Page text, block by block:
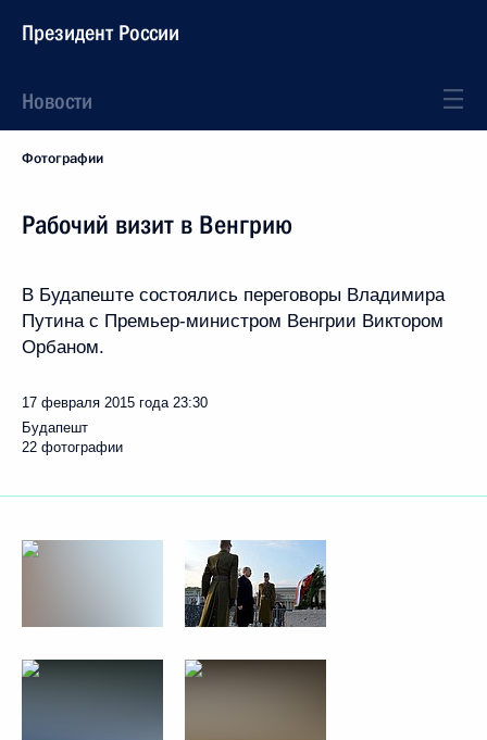
Президент России
Новости
Фотографии
Рабочий визит в Венгрию
В Будапеште состоялись переговоры Владимира
Путина с Премьер-министром Венгрии Виктором
Орбаном.
17 февраля 2015 года 23:30
Будапешт
22 фотографии